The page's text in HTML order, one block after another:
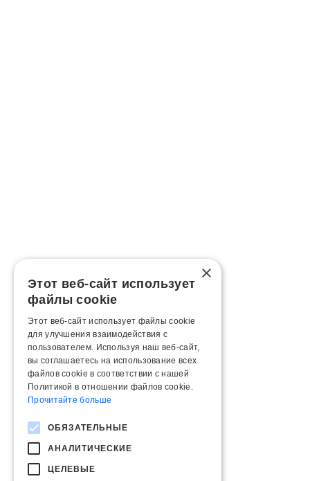
×
Этот веб-сайт использует
файлы cookie
Этот веб-сайт использует файлы cookie
для улучшения взаимодействия с
пользователем. Используя наш веб-сайт,
вы соглашаетесь на использование всех
файлов cookie в соответствии с нашей
Политикой в ​​отношении файлов cookie.
Прочитайте больше
ОБЯЗАТЕЛЬНЫЕ
АНАЛИТИЧЕСКИЕ
ЦЕЛЕВЫЕ